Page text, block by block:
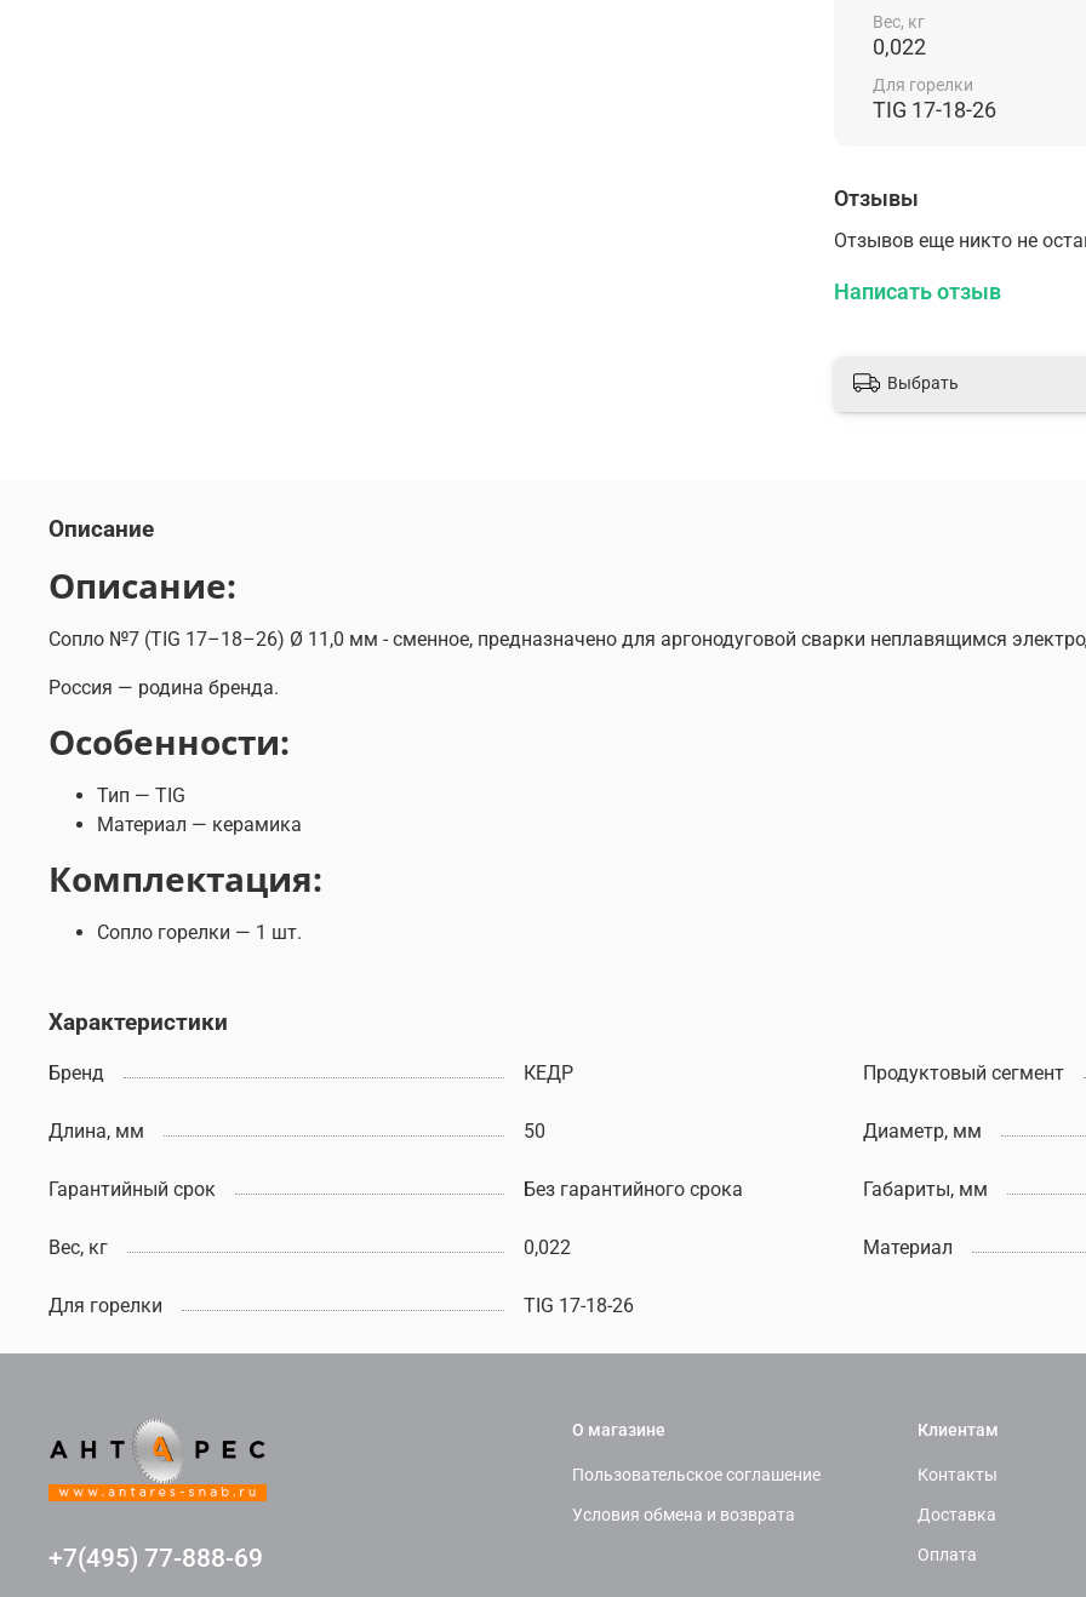
Вес, кг
0,022
Для горелки
TIG 17-18-26
Отзывы
Отзывов еще никто не
Написать отзыв
Выбрать
Описание
Описание:
Сопло №7 (TIG 17–18–26) Ø 11,0 мм - сменное, предназначено для аргонодуговой сварки неплавящимся
Россия — родина бренда.
Особенности:
Тип — TIG
Материал — керамика
Комплектация:
Сопло горелки — 1 шт.
Характеристики
Бренд КЕДР Продуктовый сегмент
Длина, мм 50 Диаметр, мм
Гарантийный срок Без гарантийного срока Габариты, мм
Вес, кг 0,022 Материал
Для горелки TIG 17-18-26
О магазине
Пользовательское соглашение
Условия обмена и возврата
Клиентам
Контакты
Доставка
Оплата
+7(495) 77-888-69